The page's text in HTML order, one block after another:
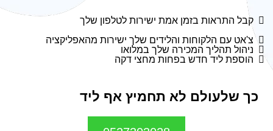
קבל התראות בזמן אמת ישירות לטלפון שלך
צ'אט עם הלקוחות והלידים שלך ישירות מהאפליקציה
ניהול תהליך המכירה שלך במלואו
הוספת ליד חדש בפחות מחצי דקה
כך שלעולם לא תחמיץ אף ליד